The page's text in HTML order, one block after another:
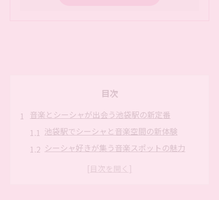
目次
音楽とシーシャが出会う池袋駅の新定番
池袋駅でシーシャと音楽空間の新体験
シーシャ好きが集う音楽スポットの魅力
池袋で音楽ファンに人気のシーシャ事情